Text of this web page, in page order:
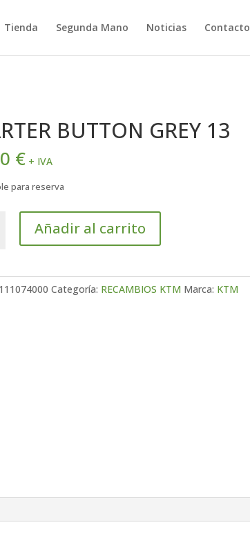
Tienda Segunda Mano Noticias Contacto
BUTTON GREY 13
€ + IVA
para reserva
Añadir al carrito
Categoría: RECAMBIOS KTM Marca: KTM